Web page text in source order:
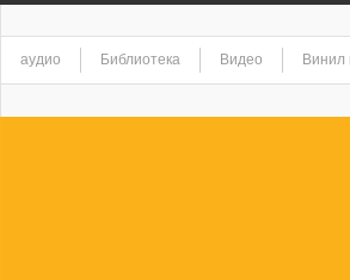
аудио Библиотека Видео Винил